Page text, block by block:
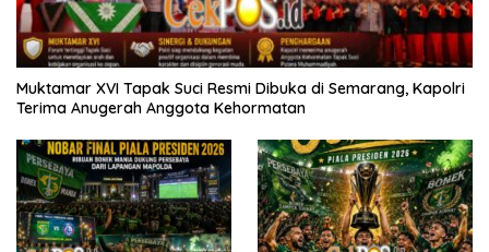
Muktamar XVI Tapak Suci Resmi Dibuka di Semarang, Kapolri
Terima Anugerah Anggota Kehormatan